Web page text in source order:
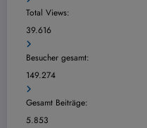
Total Views:
39.616
Besucher gesamt:
149.274
Gesamt Beiträge:
5.853